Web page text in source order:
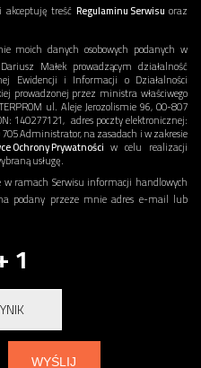
akceptuję treść Regulaminu Serwisu oraz
moich danych osobowych podanych w
Małek prowadzącym działalność
Ewidencji i Informacji o Działalności
prowadzonej przez ministra właściwego
ul. Aleje Jerozolismie 96, 00-807
140277121, adres poczty elektronicznej:
Administrator, na zasadach i w zakresie
Ochrony Prywatności w celu realizacji
usługę.
ramach Serwisu informacji handlowych
podany przeze mnie adres e-mail lub
1